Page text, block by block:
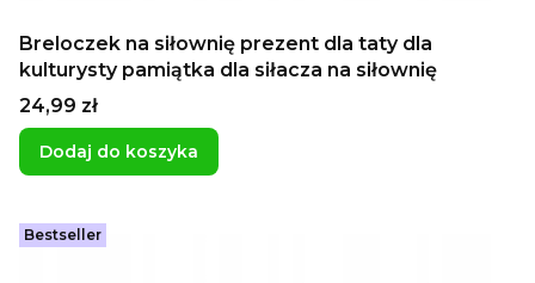
Breloczek na siłownię prezent dla taty dla
kulturysty pamiątka dla siłacza na siłownię
Cena
24,99 zł
Dodaj do koszyka
Bestseller